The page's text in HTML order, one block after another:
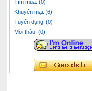
Tìm mua: (0)
Khuyến mại: (6)
Tuyển dụng: (0)
Mời thầu: (0)